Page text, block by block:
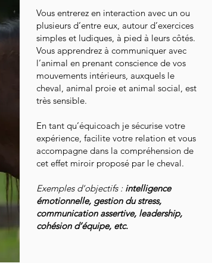
Vous entrerez en interaction avec un ou
plusieurs d’entre eux, autour d’exercices
simples et ludiques, à pied à leurs côtés.
Vous apprendrez à communiquer avec
l’animal en prenant conscience de vos
mouvements intérieurs, auxquels le
cheval, animal proie et animal social, est
très sensible.
En tant qu’équicoach je sécurise votre
expérience, facilite votre relation et vous
accompagne dans la compréhension de
cet effet miroir proposé par le cheval.
Exemples d’objectifs : intelligence
émotionnelle, gestion du stress,
communication assertive, leadership,
cohésion d’équipe, etc.